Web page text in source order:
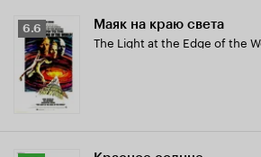
Рейтинг
Кинопоиска
6.6
6.6 Маяк на краю света
The Light at the Edge of the